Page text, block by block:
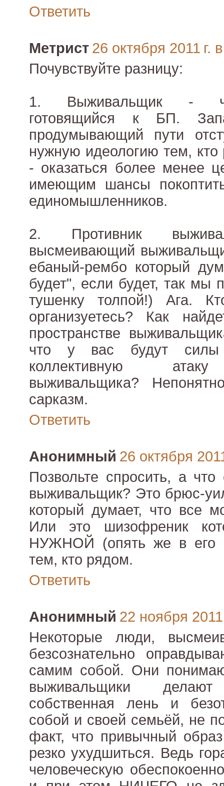
Ответить
Метрист 26 октября 2011 г.
Почувствуйте разницу:
1. Выживальщик -
готовящийся к БП.
продумывающий пути
нужную идеологию тем,
- оказаться более менее
имеющим шансы
единомышленников.
2. Противник
высмеивающий
ебаный-рембо который
будет", если будет, так мы
тушенку толпой!) Ага.
организуетесь? Как
пространстве
что у вас будут
коллективную атаку
выживальщика?
сарказм.
Ответить
Анонимный 26 октября
Позвольте спросить, а что
выживальщик? Это брюс-
который думает, что все
Или это шизофреник
НУЖНОЙ (опять же в его
тем, кто рядом.
Ответить
Анонимный 22 ноября
Некоторые люди,
безсознательно
самим собой. Они
выживальщики
собственная лень и
собой и своей семьёй, не
факт, что привычный
резко ухудшиться. Ведь
человеческую